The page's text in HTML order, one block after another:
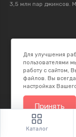
3,5 млн пар джинсов.
Каталог
Для улучшения
пользователями
работу с сайтом,
файлов. Вы
настройках
Принять